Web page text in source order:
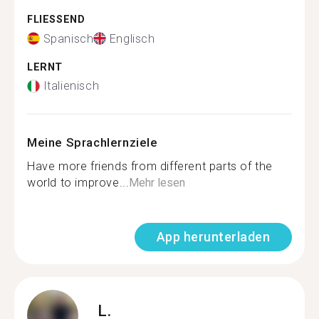
FLIESSEND
Spanisch Englisch
LERNT
Italienisch
Meine Sprachlernziele
Have more friends from different parts of the
world to improve...Mehr lesen
App herunterladen
L.